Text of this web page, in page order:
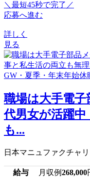
＼最短45秒で完了／
応募へ進む
詳しく
見る
職場は大手電
代男女が活躍
も...
日本マニュファクチャ
給与 月収例268,000